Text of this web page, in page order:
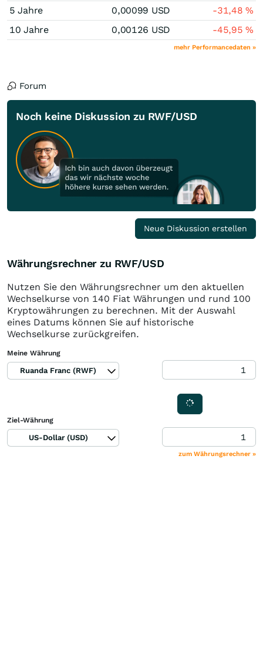
5 Jahre 0,00099 USD -31,48%
10 Jahre
0,00126 USD -45,95%
mehr Performancedaten »
Forum
Noch keine Diskussion zu RWF/USD
Neue Diskussion erstellen
Währungsrechner zu RWF/USD
Nutzen Sie den Währungsrechner um den aktuellen
Wechselkurse von 140 Fiat Währungen und rund 100
Kryptowährungen zu berechnen. Mit der Auswahl
eines Datums können Sie auf historische
Wechselkurse zurückgreifen.
Meine Währung
Ruanda Franc (RWF)
Ziel-Währung
US-Dollar (USD)
zum Währungsrechner »